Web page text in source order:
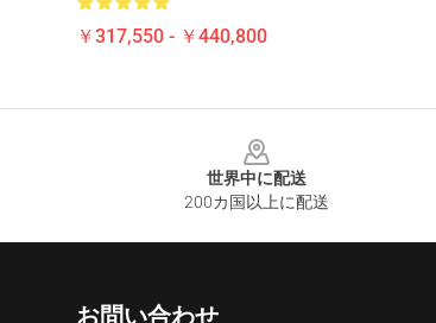
￥317,550 - ￥440,800
世界中に配送
200カ国以上に配送
お問い合わせ